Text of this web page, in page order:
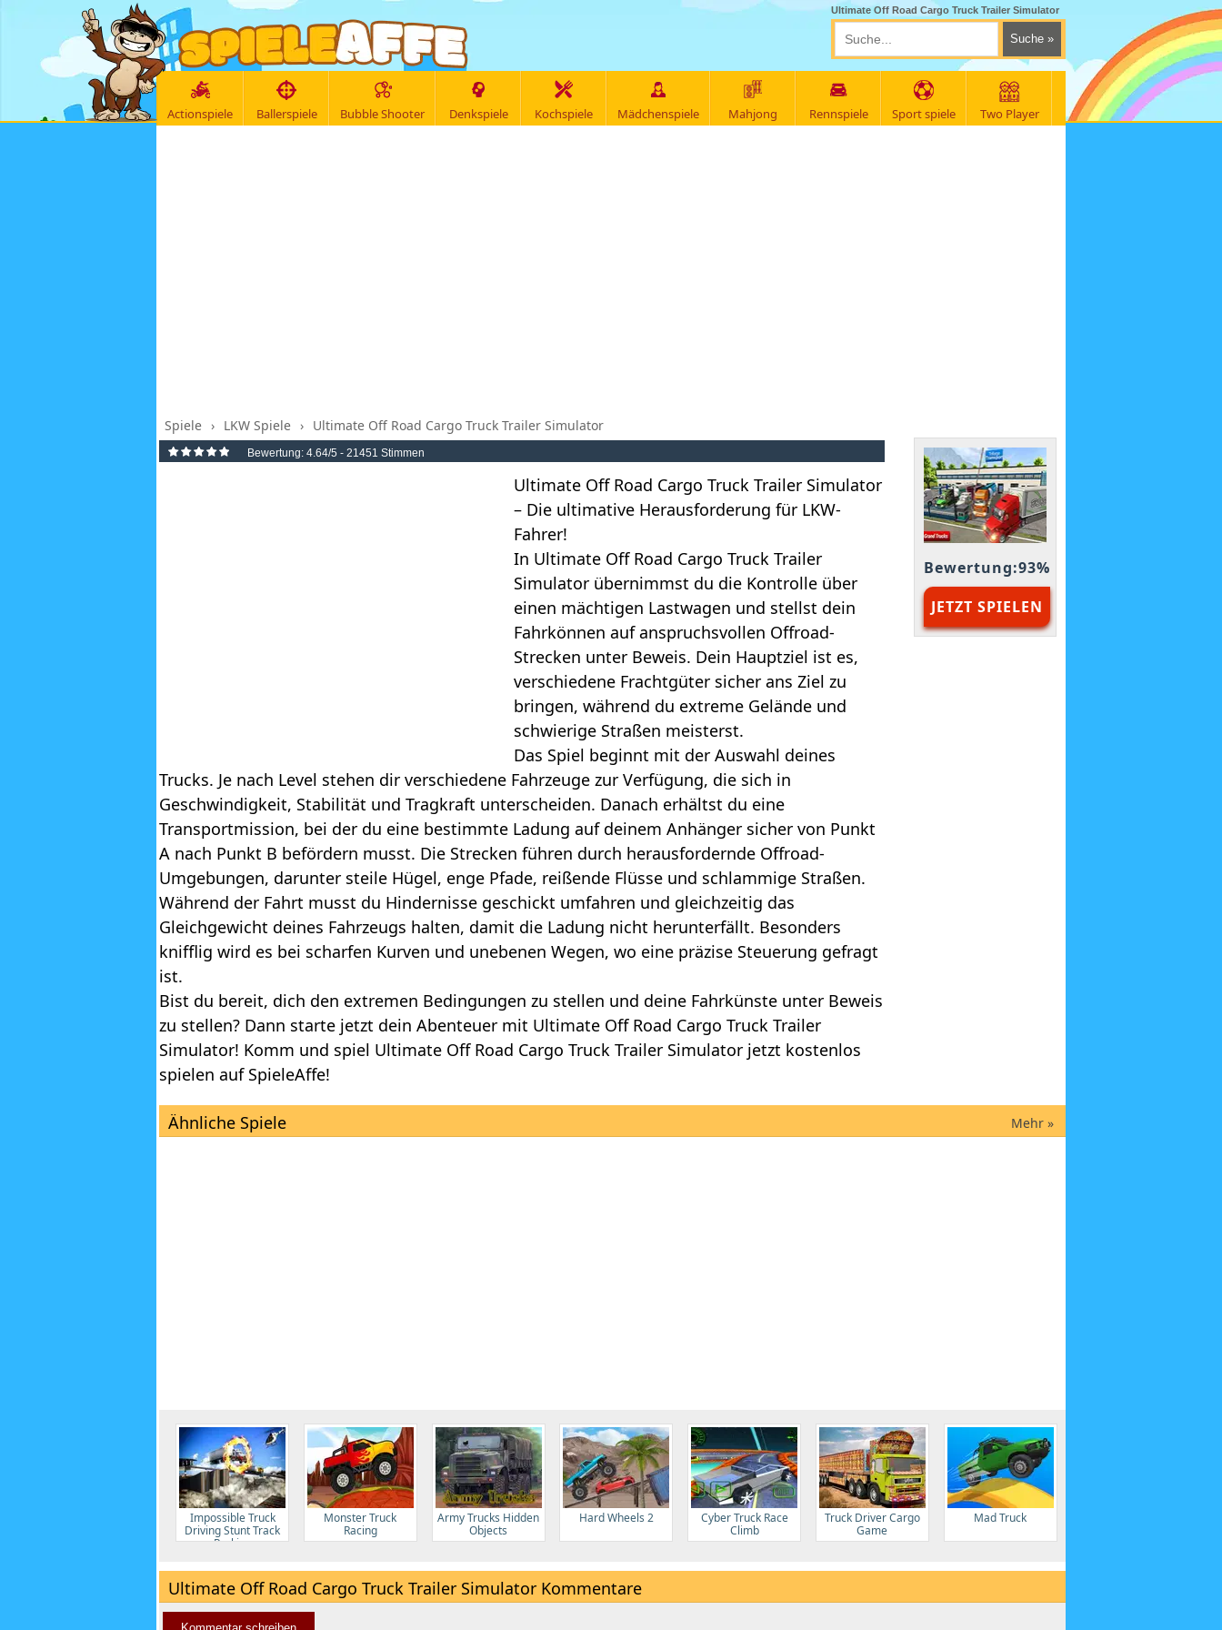
Ultimate Off Road Cargo Truck Trailer Simulator
Actionspiele Ballerspiele Bubble Shooter Denkspiele Kochspiele Mädchenspiele Mahjong Rennspiele Sport spiele Two Player
Spiele › LKW Spiele › Ultimate Off Road Cargo Truck Trailer Simulator
Bewertung: 4.64/5 - 21451 Stimmen
Ultimate Off Road Cargo Truck Trailer Simulator
– Die ultimative Herausforderung für LKW-
Fahrer!
In Ultimate Off Road Cargo Truck Trailer
Simulator übernimmst du die Kontrolle über
einen mächtigen Lastwagen und stellst dein
Fahrkönnen auf anspruchsvollen Offroad-
Strecken unter Beweis. Dein Hauptziel ist es,
verschiedene Frachtgüter sicher ans Ziel zu
bringen, während du extreme Gelände und
schwierige Straßen meisterst.
Das Spiel beginnt mit der Auswahl deines
Trucks. Je nach Level stehen dir verschiedene Fahrzeuge zur Verfügung, die sich in
Geschwindigkeit, Stabilität und Tragkraft unterscheiden. Danach erhältst du eine
Transportmission, bei der du eine bestimmte Ladung auf deinem Anhänger sicher von Punkt
A nach Punkt B befördern musst. Die Strecken führen durch herausfordernde Offroad-
Umgebungen, darunter steile Hügel, enge Pfade, reißende Flüsse und schlammige Straßen.
Während der Fahrt musst du Hindernisse geschickt umfahren und gleichzeitig das
Gleichgewicht deines Fahrzeugs halten, damit die Ladung nicht herunterfällt. Besonders
knifflig wird es bei scharfen Kurven und unebenen Wegen, wo eine präzise Steuerung gefragt
ist.
Bist du bereit, dich den extremen Bedingungen zu stellen und deine Fahrkünste unter Beweis
zu stellen? Dann starte jetzt dein Abenteuer mit Ultimate Off Road Cargo Truck Trailer
Simulator! Komm und spiel Ultimate Off Road Cargo Truck Trailer Simulator jetzt kostenlos
spielen auf SpieleAffe!
Bewertung:93%
JETZT SPIELEN
Ähnliche Spiele Mehr »
Impossible Truck
Driving Stunt Track
Parking
Monster Truck
Racing
Army Trucks Hidden
Objects
Hard Wheels 2
Cyber Truck Race
Climb
Truck Driver Cargo
Game
Mad Truck
Ultimate Off Road Cargo Truck Trailer Simulator Kommentare